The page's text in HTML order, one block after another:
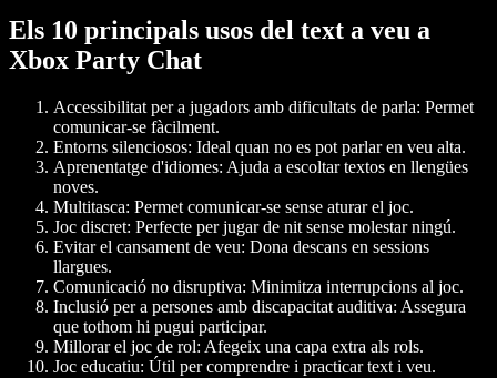
Els 10 principals usos del text a veu a
Xbox Party Chat
Accessibilitat per a jugadors amb dificultats de parla: Permet
comunicar-se fàcilment.
Entorns silenciosos: Ideal quan no es pot parlar en veu alta.
Aprenentatge d'idiomes: Ajuda a escoltar textos en llengües
noves.
Multitasca: Permet comunicar-se sense aturar el joc.
Joc discret: Perfecte per jugar de nit sense molestar ningú.
Evitar el cansament de veu: Dona descans en sessions
llargues.
Comunicació no disruptiva: Minimitza interrupcions al joc.
Inclusió per a persones amb discapacitat auditiva: Assegura
que tothom hi pugui participar.
Millorar el joc de rol: Afegeix una capa extra als rols.
Joc educatiu: Útil per comprendre i practicar text i veu.